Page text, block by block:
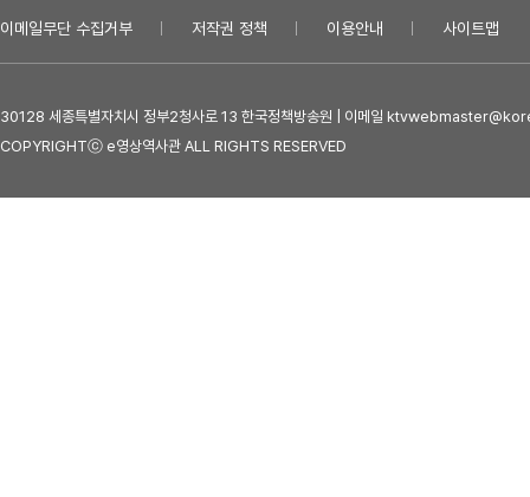
이메일무단 수집거부 저작권 정책 이용안내 사이트맵
30128 세종특별자치시 정부2청사로 13 한국정책방송원 | 이메일
COPYRIGHTⓒ e영상역사관 ALL RIGHTS RESERVED